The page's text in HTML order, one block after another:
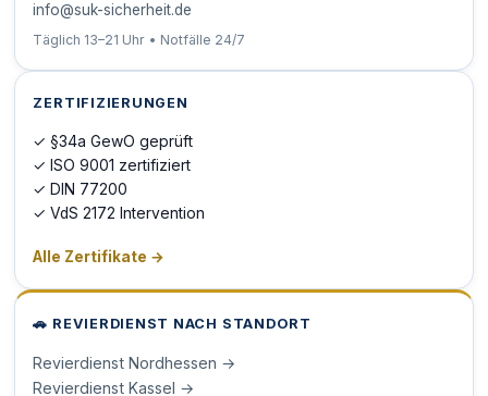
info@suk-sicherheit.de
Täglich 13–21 Uhr • Notfälle 24/7
ZERTIFIZIERUNGEN
✓ §34a GewO geprüft
✓ ISO 9001 zertifiziert
✓ DIN 77200
✓ VdS 2172 Intervention
Alle Zertifikate →
🚗 REVIERDIENST NACH STANDORT
Revierdienst Nordhessen →
Revierdienst Kassel →